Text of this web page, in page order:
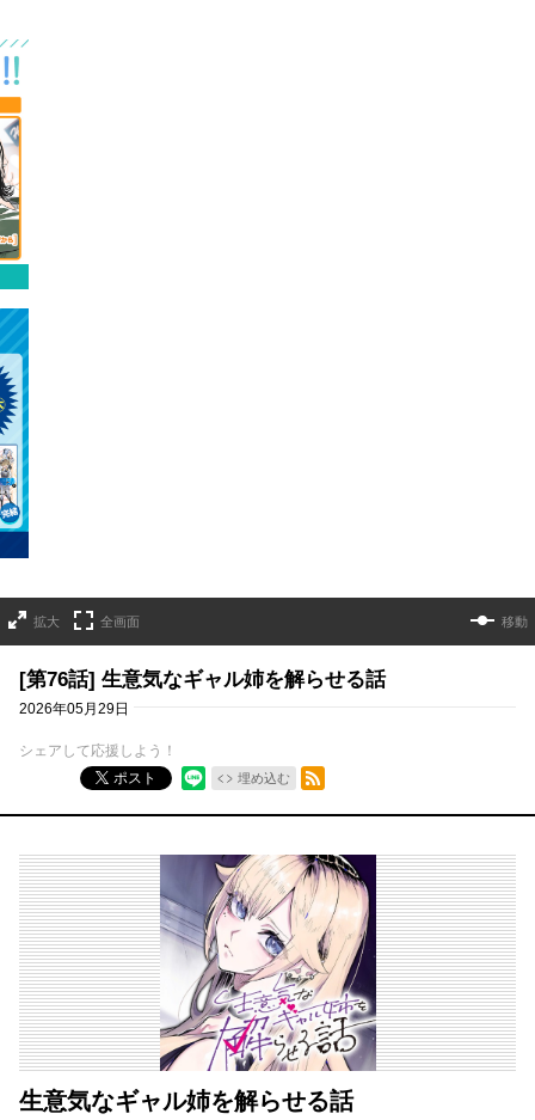
拡大 全画面 移動
[第76話] 生意気なギャル姉を解らせる話
2026年05月29日
シェアして応援しよう！
ポスト
埋め込む
RSSフィード
生意気なギャル姉を解らせる話